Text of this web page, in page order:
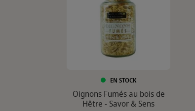
EN STOCK
Oignons Fumés au bois de
Hêtre - Savor & Sens